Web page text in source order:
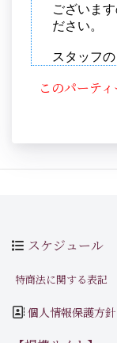
このパーテ
スケジュール
特商法に関する表記
個人情報保護方針